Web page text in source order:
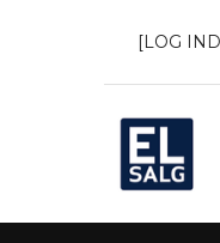
[LOG